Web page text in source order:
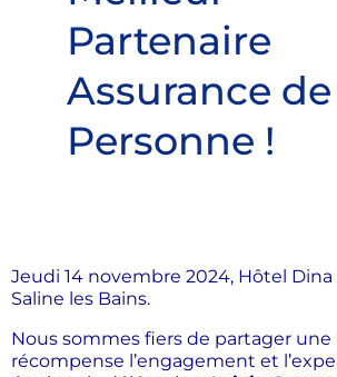
Partenaire
Assurance de
Personne !
Jeudi 14 novembre 2024, Hôtel Dina
Saline les Bains.
Nous sommes fiers de partager
récompense l’engagement et